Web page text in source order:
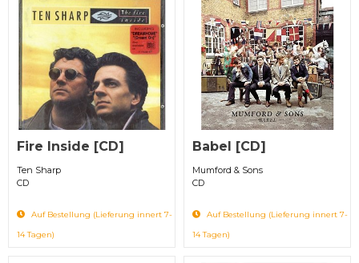
Fire Inside [CD]
Ten Sharp
CD
Auf Bestellung (Lieferung innert 7-
14 Tagen)
Babel [CD]
Mumford & Sons
CD
Auf Bestellung (Lieferung innert 7-
14 Tagen)